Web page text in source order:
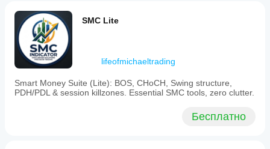
panel.
Labels
can
be
anchored
to
either
of
the
SMC Lite
lifeofmichaeltrading
Smart Money Suite (Lite): BOS, CHoCH, Swing structure,
PDH/PDL & session killzones. Essential SMC tools, zero clutter.
Бесплатно